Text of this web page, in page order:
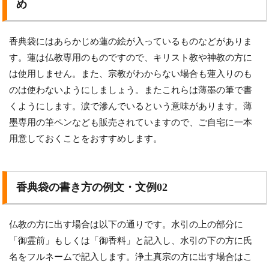
め
香典袋にはあらかじめ蓮の絵が入っているものなどがありま
す。蓮は仏教専用のものですので、キリスト教や神教の方に
は使用しません。また、宗教がわからない場合も蓮入りのも
のは使わないようにしましょう。またこれらは薄墨の筆で書
くようにします。涙で滲んでいるという意味があります。薄
墨専用の筆ペンなども販売されていますので、ご自宅に一本
用意しておくことをおすすめします。
香典袋の書き方の例文・文例02
仏教の方に出す場合は以下の通りです。水引の上の部分に
「御霊前」もしくは「御香料」と記入し、水引の下の方に氏
名をフルネームで記入します。浄土真宗の方に出す場合はこ